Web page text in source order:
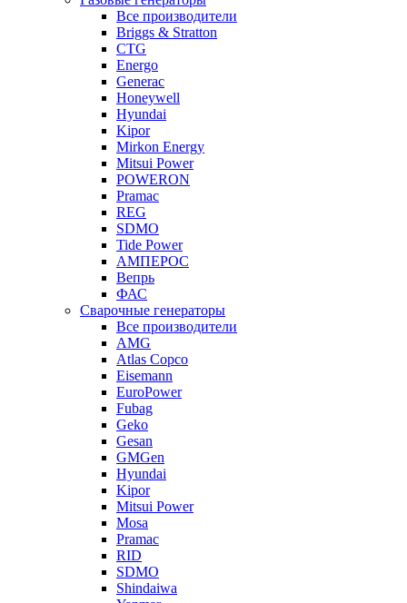
Все производители
Briggs & Stratton
CTG
Energo
Generac
Honeywell
Hyundai
Kipor
Mirkon Energy
Mitsui Power
POWERON
Pramac
REG
SDMO
Tide Power
АМПЕРОС
Вепрь
ФАС
Сварочные генераторы
Все производители
AMG
Atlas Copco
Eisemann
EuroPower
Fubag
Geko
Gesan
GMGen
Hyundai
Kipor
Mitsui Power
Mosa
Pramac
RID
SDMO
Shindaiwa